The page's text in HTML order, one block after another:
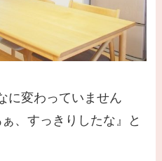
に変わっていません
、すっきりしたな』と